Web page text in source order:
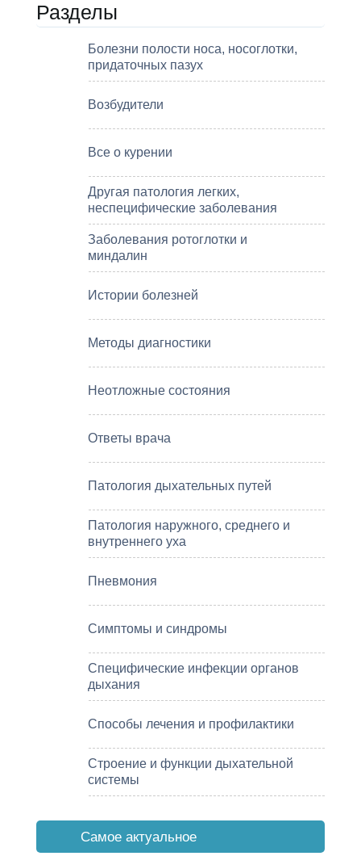
Разделы
Болезни полости носа, носоглотки,
придаточных пазух
Возбудители
Все о курении
Другая патология легких,
неспецифические заболевания
Заболевания ротоглотки и
миндалин
Истории болезней
Методы диагностики
Неотложные состояния
Ответы врача
Патология дыхательных путей
Патология наружного, среднего и
внутреннего уха
Пневмония
Симптомы и синдромы
Специфические инфекции органов
дыхания
Способы лечения и профилактики
Строение и функции дыхательной
системы
Cамое актуальное